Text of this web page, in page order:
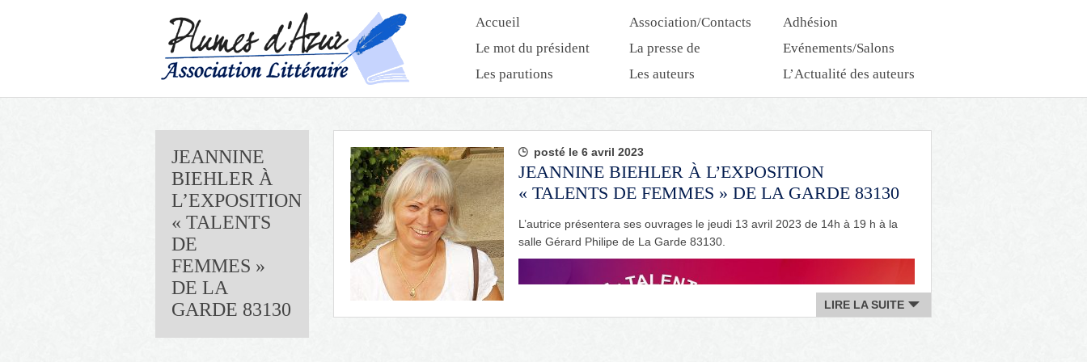
Accueil Association/Contacts
Adhésion
Le mot du président
La presse de
l’association
Evénements/Salons
Les parutions
Les auteurs
L’Actualité des auteurs
JEANNINE
BIEHLER À
L’EXPOSITION
« TALENTS
DE
FEMMES »
DE LA
GARDE 83130
posté le 6 avril 2023
JEANNINE BIEHLER À L’EXPOSITION
« TALENTS DE FEMMES » DE LA GARDE 83130
L’autrice présentera ses ouvrages le jeudi 13 avril 2023 de 14h à 19 h à la
salle Gérard Philipe de La Garde 83130.
LIRE LA SUITE